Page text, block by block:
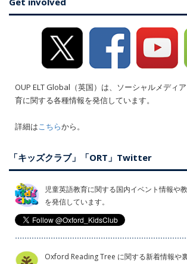
OUP ELT Global（英国）は、ソーシャルメディ
育に関する各種情報を発信しています。
詳細はこちらから。
「キッズクラブ」「ORT」Twitter
児童英語教育に関する国内イベント情報や
を発信しています。
Oxford Reading Tree に関する新着情報や